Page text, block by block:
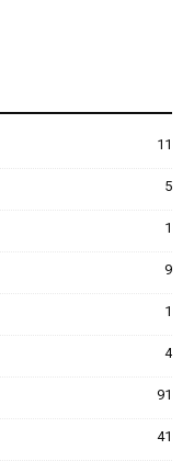
11
5
1
9
1
4
91
41